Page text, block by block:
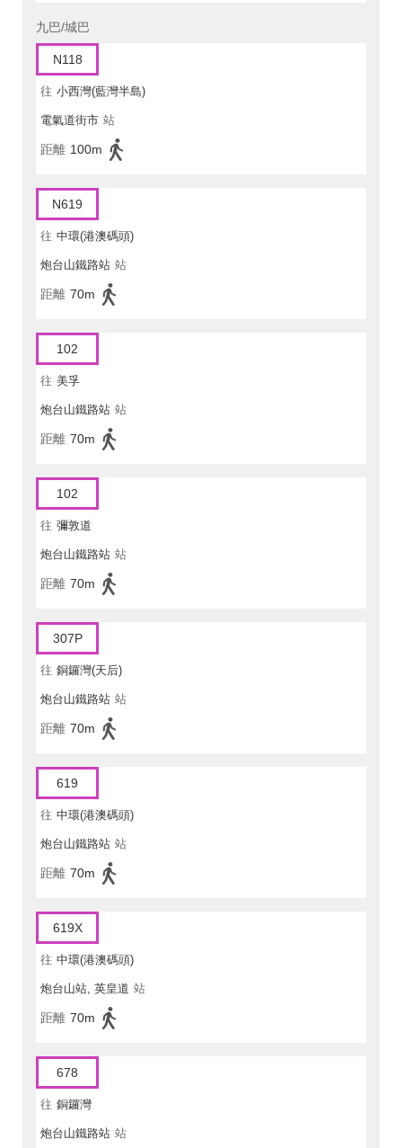
九巴/城巴
N118
往 小西灣(藍灣半島)
電氣道街市 站
距離 100m
N619
往 中環(港澳碼頭)
炮台山鐵路站 站
距離 70m
102
往 美孚
炮台山鐵路站 站
距離 70m
102
往 彌敦道
炮台山鐵路站 站
距離 70m
307P
往 銅鑼灣(天后)
炮台山鐵路站 站
距離 70m
619
往 中環(港澳碼頭)
炮台山鐵路站 站
距離 70m
619X
往 中環(港澳碼頭)
炮台山站, 英皇道 站
距離 70m
678
往 銅鑼灣
炮台山鐵路站 站